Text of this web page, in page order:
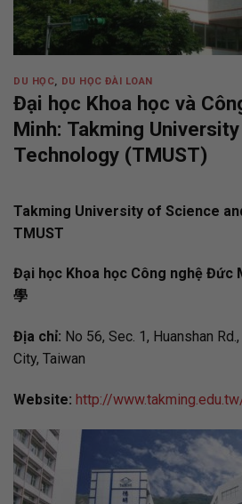
DU HỌC, DU HỌC ĐÀI LOAN
Đại học Khoa học và
Minh: Takming
Technology (TMUST)
Takming University of Science
TMUST
Đại học Khoa học Công nghệ Đức
學
Địa chỉ: No 56, Sec. 1, Huanshan
City, Taiwan
Website: http://